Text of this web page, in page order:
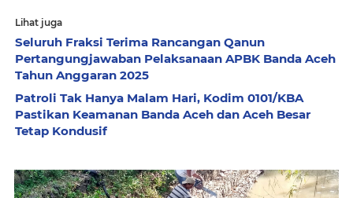
Lihat juga
Seluruh Fraksi Terima Rancangan Qanun
Pertangungjawaban Pelaksanaan APBK Banda Aceh
Tahun Anggaran 2025
Patroli Tak Hanya Malam Hari, Kodim 0101/KBA
Pastikan Keamanan Banda Aceh dan Aceh Besar
Tetap Kondusif